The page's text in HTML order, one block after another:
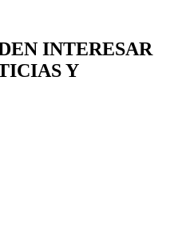
INTERESAR
Y